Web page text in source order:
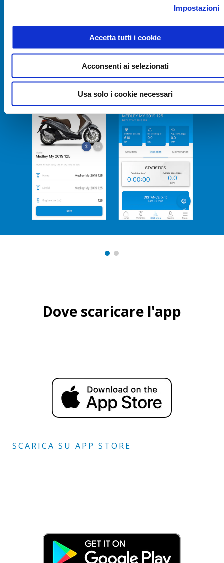
Impostazioni
Accetta tutti i cookie
Acconsenti ai selezionati
Usa solo i cookie necessari
Dove scaricare l'app
SCARICA SU APP STORE